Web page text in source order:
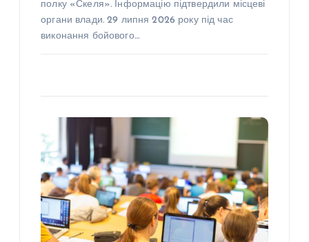
полку «Скеля». Інформацію підтвердили місцеві
органи влади. 29 липня 2026 року під час
виконання бойового…